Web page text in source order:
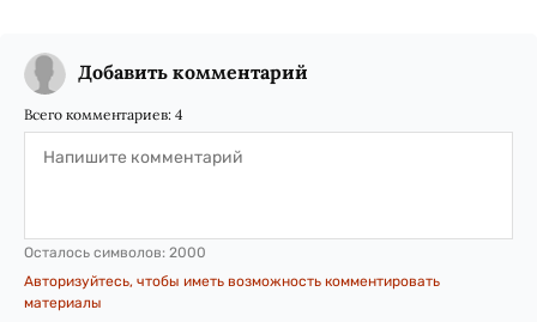
Добавить комментарий
Всего комментариев: 4
Осталось символов: 2000
Авторизуйтесь, чтобы иметь возможность комментировать
материалы